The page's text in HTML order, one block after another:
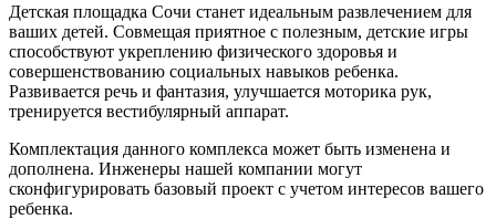
Детская площадка Сочи станет идеальным развлечением для
ваших детей. Совмещая приятное с полезным, детские игры
способствуют укреплению физического здоровья и
совершенствованию социальных навыков ребенка.
Развивается речь и фантазия, улучшается моторика рук,
тренируется вестибулярный аппарат.
Комплектация данного комплекса может быть изменена и
дополнена. Инженеры нашей компании могут
сконфигурировать базовый проект с учетом интересов вашего
ребенка.